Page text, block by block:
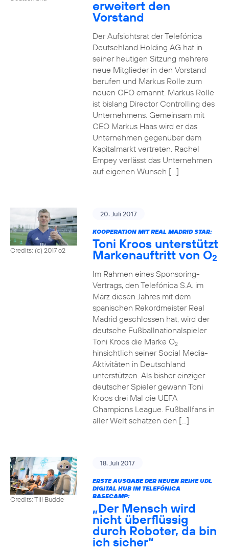
erweitert den
Vorstand
Der Aufsichtsrat der Telefónica
Deutschland Holding AG hat in
seiner heutigen Sitzung mehrere
neue Mitglieder in den Vorstand
berufen und Markus Rolle zum
neuen CFO ernannt. Markus Rolle
ist bislang Director Controlling des
Unternehmens. Gemeinsam mit
CEO Markus Haas wird er das
Unternehmen gegenüber dem
Kapitalmarkt vertreten. Rachel
Empey verlässt das Unternehmen
auf eigenen Wunsch […]
Credits: (c) 2017 o2
20. Juli 2017
KOOPERATION MIT REAL MADRID STAR:
Toni Kroos unterstützt
Markenauftritt von O2
Im Rahmen eines Sponsoring-
Vertrags, den Telefónica S.A. im
März diesen Jahres mit dem
spanischen Rekordmeister Real
Madrid geschlossen hat, wird der
deutsche Fußballnationalspieler
Toni Kroos die Marke O2
hinsichtlich seiner Social Media-
Aktivitäten in Deutschland
unterstützen. Als bisher einziger
deutscher Spieler gewann Toni
Kroos drei Mal die UEFA
Champions League. Fußballfans in
aller Welt schätzen den […]
Credits: Till Budde
18. Juli 2017
ERSTE AUSGABE DER NEUEN REIHE UDL
DIGITAL HUB IM TELEFÓNICA
BASECAMP:
„Der Mensch wird
nicht überflüssig
durch Roboter, da bin
ich sicher“